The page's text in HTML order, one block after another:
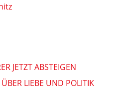
JETZT ABSTEIGEN
LIEBE UND POLITIK